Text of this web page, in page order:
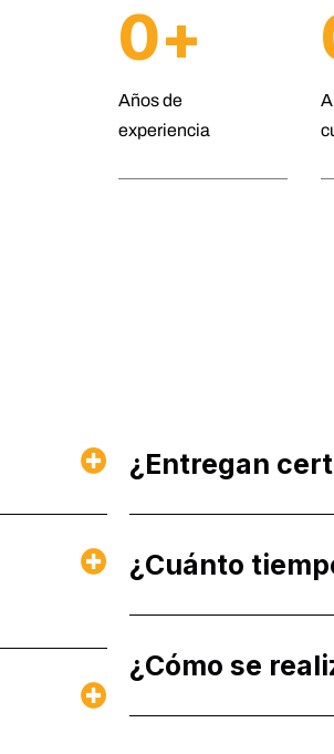
0+
Años de
experiencia
¿Entregan
¿Cuánto
¿Cómo se